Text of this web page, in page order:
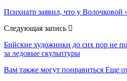
Психиатр заявил, что у Волочковой
Следующая запись
Бийские художники до сих пор не
за ледовые скульптуры
Вам также могут понравиться Еще